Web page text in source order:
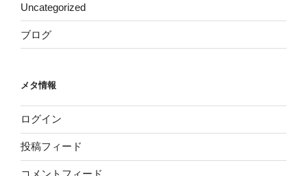
Uncategorized
ブログ
メタ情報
ログイン
投稿フィード